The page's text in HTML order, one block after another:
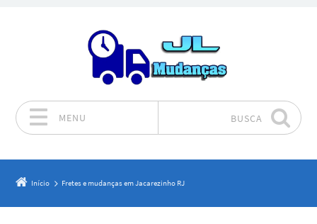
MENU BUSCA
Início Fretes e mudanças em Jacarezinho RJ